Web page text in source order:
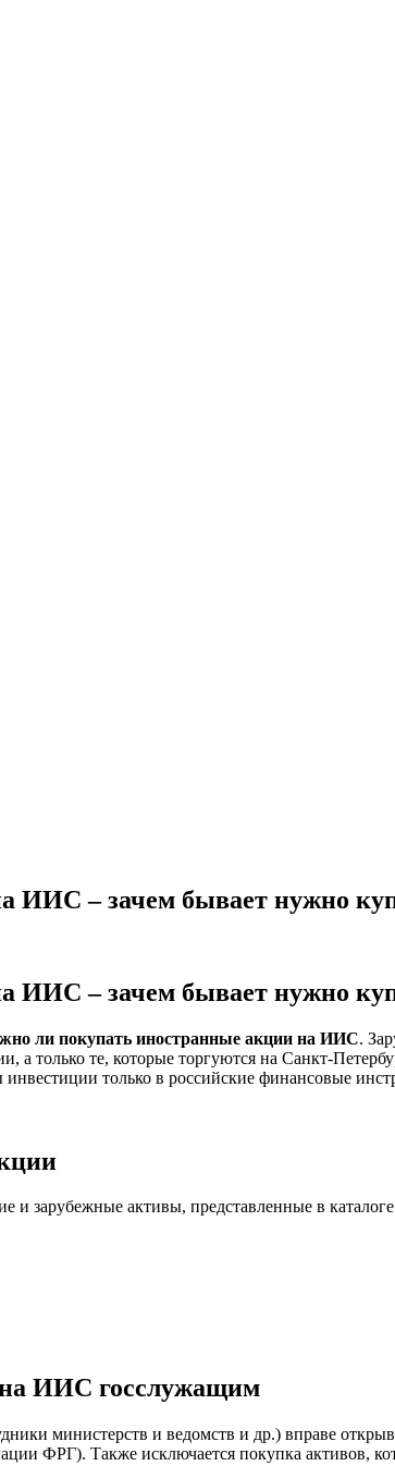
ИИС – зачем бывает нужно
ИИС – зачем бывает нужно
ли покупать иностранные акции на ИИС.
а только те, которые торгуются на Санкт-
только в российские финансовые
зарубежные активы, представленные в каталоге
ИИС госслужащим
министерств и ведомств и др.) вправе
ФРГ). Также исключается покупка активов,